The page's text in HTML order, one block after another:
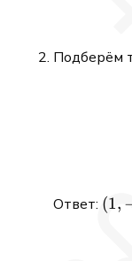
Подберём
Ответ: (1,
(1,